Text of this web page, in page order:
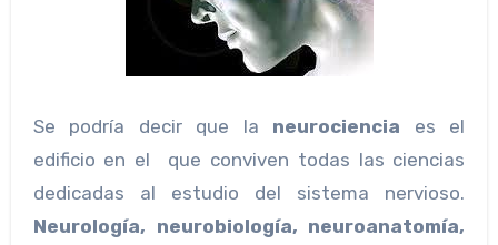
Se podría decir que la neurociencia es el
edificio en el que conviven todas las ciencias
dedicadas al estudio del sistema nervioso.
Neurología, neurobiología, neuroanatomía,